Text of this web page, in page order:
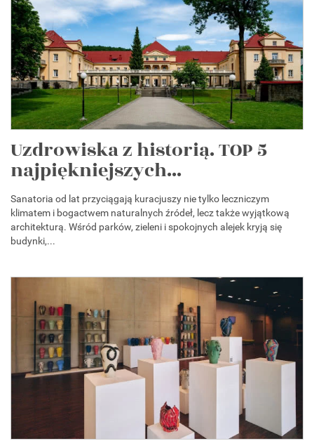
Uzdrowiska z historią. TOP 5
najpiękniejszych...
Sanatoria od lat przyciągają kuracjuszy nie tylko leczniczym
klimatem i bogactwem naturalnych źródeł, lecz także wyjątkową
architekturą. Wśród parków, zieleni i spokojnych alejek kryją się
budynki,...